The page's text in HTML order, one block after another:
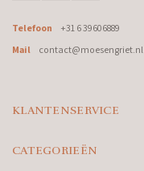
Telefoon
+31 6 39606889
Mail
contact@moesengriet.nl
KLANTENSERVICE
CATEGORIEËN